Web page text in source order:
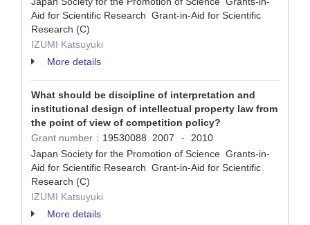
Aid for Scientific Research Grant-in-Aid for Scientific
Research (C)
IZUMI Katsuyuki
More details
What should be discipline of interpretation and
institutional design of intellectual property law from
the point of view of competition policy?
Grant number： 19530088 2007 -
2010
Japan Society for the Promotion of Science Grants-in-
Aid for Scientific Research Grant-in-Aid for Scientific
Research (C)
IZUMI Katsuyuki
More details